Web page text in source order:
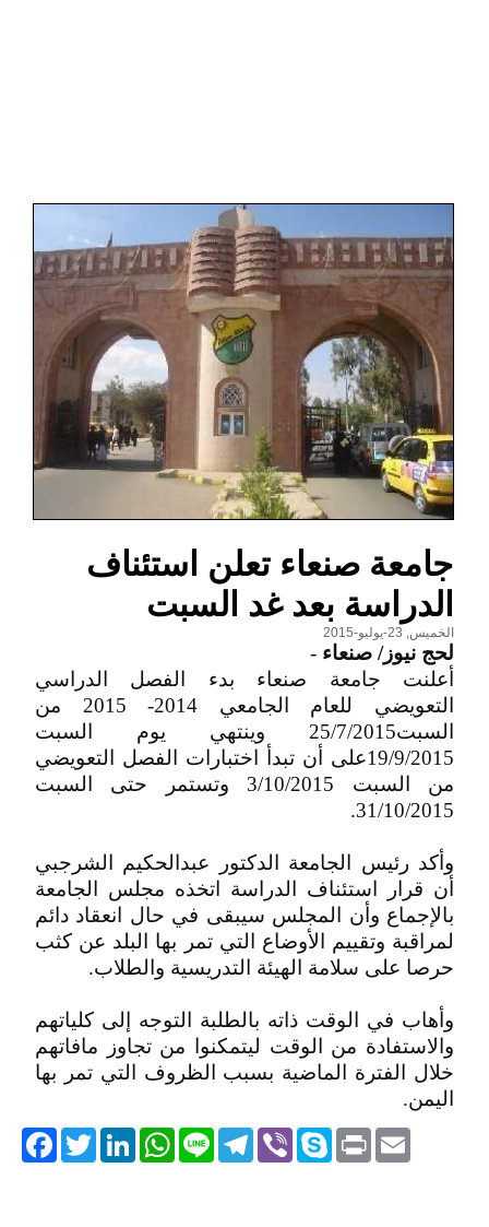
جامعة صنعاء تعلن استئناف
الدراسة بعد غد السبت
الخميس, 23-يوليو-2015
لحج نيوز/ صنعاء -
أعلنت جامعة صنعاء بدء الفصل الدراسي
التعويضي للعام الجامعي 2014- 2015 من
السبت25/7/2015 وينتهي يوم السبت
19/9/2015على أن تبدأ اختبارات الفصل التعويضي
من السبت 3/10/2015 وتستمر حتى السبت
31/10/2015.
وأكد رئيس الجامعة الدكتور عبدالحكيم الشرجبي
أن قرار استئناف الدراسة اتخذه مجلس الجامعة
بالإجماع وأن المجلس سيبقى في حال انعقاد دائم
لمراقبة وتقييم الأوضاع التي تمر بها البلد عن كثب
حرصا على سلامة الهيئة التدريسية والطلاب.
وأهاب في الوقت ذاته بالطلبة التوجه إلى كلياتهم
والاستفادة من الوقت ليتمكنوا من تجاوز مافاتهم
خلال الفترة الماضية بسبب الظروف التي تمر بها
اليمن.
TwitterLinkedIn
WhatsApp Line
Telegram ViberSkype PrintEmail